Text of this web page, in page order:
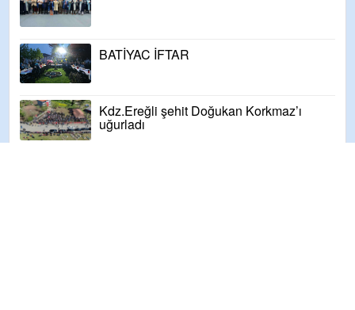
BATİYAC İFTAR
Kdz.Ereğli şehit Doğukan Korkmaz’ı
uğurladı